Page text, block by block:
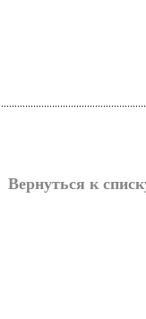
Вернуться к